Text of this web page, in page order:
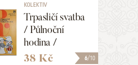
6/10
KOLEKTIV
Trpasličí svatba
/ Půlnoční
hodina /
Poslední vůz
38 Kč